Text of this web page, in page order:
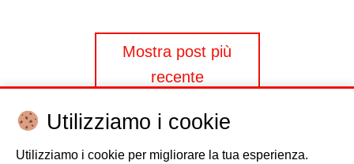
Navigazione
articoli
Mostra post più
recente
Utilizziamo i cookie
Utilizziamo i cookie per migliorare la tua esperienza.